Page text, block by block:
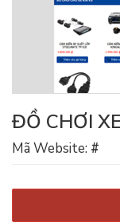
ĐỒ CHƠI
Mã Website: #